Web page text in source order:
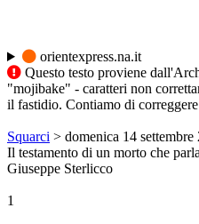
orientexpress.na.it
Questo testo proviene
"mojibake" - caratteri non
il fastidio. Contiamo di
Squarci > domenica 14
Il testamento di un morto che parla
Giuseppe Sterlicco
1